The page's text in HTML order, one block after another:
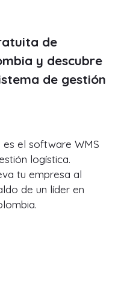
de
y descubre
de gestión
es el software WMS
logística.
tu empresa al
de un líder en